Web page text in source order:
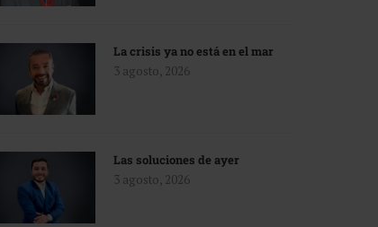
La crisis ya no está en el mar
3 agosto, 2026
Las soluciones de ayer
3 agosto, 2026